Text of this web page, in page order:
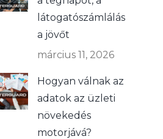
látogatószámlálás
a jövőt
március 11, 2026
Hogyan válnak az
adatok az üzleti
növekedés
motorjává?